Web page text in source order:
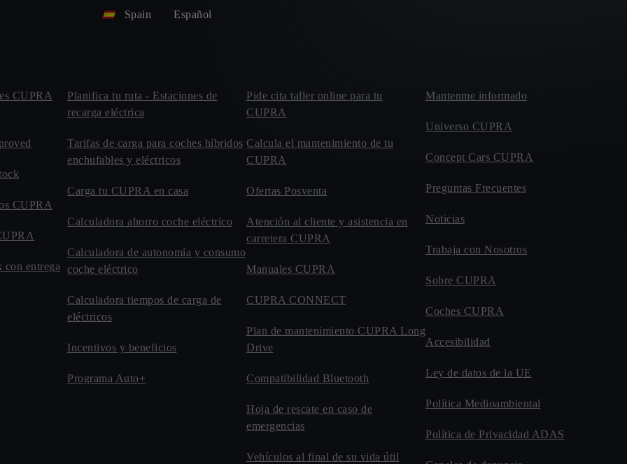
Spain Español
CUPRA
CUPRA
con entrega
Planifica tu ruta - Estaciones de
recarga eléctrica
Tarifas de carga para coches híbridos
enchufables y eléctricos
Carga tu CUPRA en casa
Calculadora ahorro coche eléctrico
Calculadora de autonomía y consumo
coche eléctrico
Calculadora tiempos de carga de
eléctricos
Incentivos y beneficios
Programa Auto+
Pide cita taller online para tu
CUPRA
Calcula el mantenimiento de tu
CUPRA
Ofertas Posventa
Atención al cliente y asistencia en
carretera CUPRA
Manuales CUPRA
CUPRA CONNECT
Plan de mantenimiento CUPRA Long
Drive
Compatibilidad Bluetooth
Hoja de rescate en caso de
emergencias
Vehículos al final de su vida útil
Mantenme informado
Universo CUPRA
Concept Cars CUPRA
Preguntas Frecuentes
Noticias
Trabaja con Nosotros
Sobre CUPRA
Coches CUPRA
Accesibilidad
Ley de datos de la UE
Política Medioambiental
Política de Privacidad ADAS